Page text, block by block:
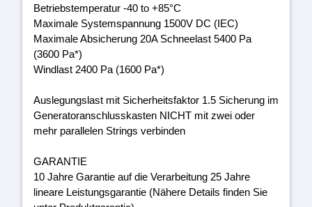
Betriebstemperatur -40 to +85°C
Maximale Systemspannung 1500V DC (IEC)
Maximale Absicherung 20A Schneelast 5400 Pa
(3600 Pa*)
Windlast 2400 Pa (1600 Pa*)
Auslegungslast mit Sicherheitsfaktor 1.5 Sicherung im
Generatoranschlusskasten NICHT mit zwei oder
mehr parallelen Strings verbinden
GARANTIE
10 Jahre Garantie auf die Verarbeitung 25 Jahre
lineare Leistungsgarantie (Nähere Details finden Sie